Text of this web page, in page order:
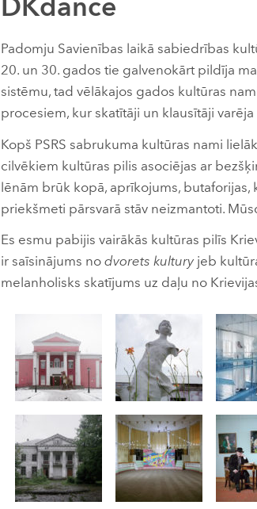
DKdance
Padomju Savienības laikā sabiedrības
20. un 30. gados tie galvenokārt pildīja
sistēmu, tad vēlākajos gados kultūras
procesiem, kur skatītāji un klausītāji
Kopš PSRS sabrukuma kultūras nami
cilvēkiem kultūras pilis asociējas ar
lēnām brūk kopā, aprīkojums,
priekšmeti pārsvarā stāv neizmantoti.
Es esmu pabijis vairākās kultūras pilīs
ir saīsinājums nodvorets kultury jeb
melanholisks skatījums uz daļu no